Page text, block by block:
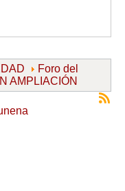
Foro del
AMPLIACIÓN